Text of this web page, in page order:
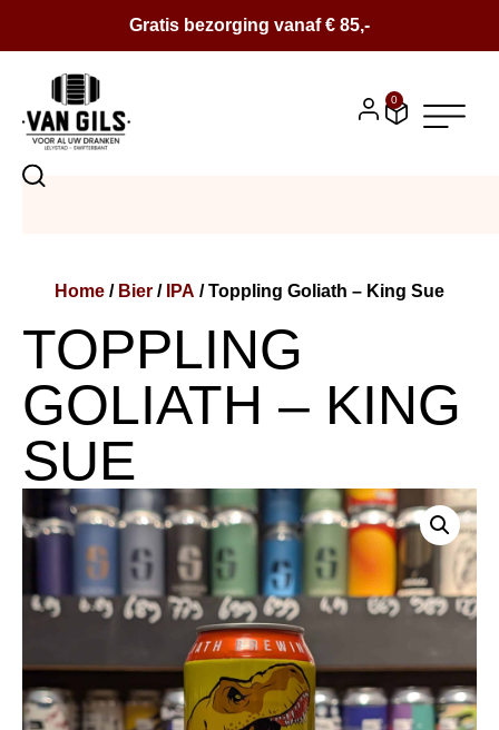
Gratis bezorging vanaf € 85,-
BIER
BIERPAKKETTEN
WIJN
CONTACT
OVER ONS
0
Home / Bier / IPA / Toppling Goliath – King Sue
TOPPLING
GOLIATH – KING
SUE